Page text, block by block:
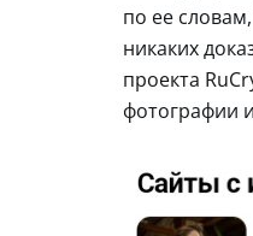
по ее
никаких
проекта
фотографии